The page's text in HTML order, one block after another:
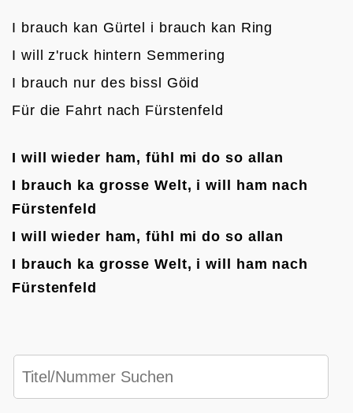
I brauch kan Gürtel i brauch kan Ring
I will z'ruck hintern Semmering
I brauch nur des bissl Göid
Für die Fahrt nach Fürstenfeld
I will wieder ham, fühl mi do so allan
I brauch ka grosse Welt, i will ham nach
Fürstenfeld
I will wieder ham, fühl mi do so allan
I brauch ka grosse Welt, i will ham nach
Fürstenfeld